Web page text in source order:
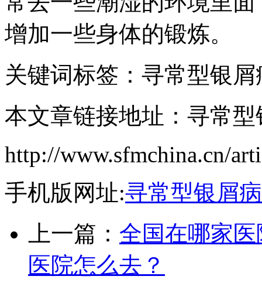
增加一些身体的锻炼。
关键词标签：寻常型银
本文章链接地址：寻常
http://www.sfmchina.cn/
手机版网址:寻常型银屑
上一篇： 全国在哪家
医院怎么去？